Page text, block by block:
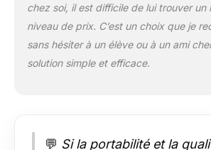
chez soi, il est difficile de lui trouver un
niveau de prix. C’est un choix que je
sans hésiter à un élève ou à un ami
solution simple et efficace.
💬 Si la portabilité et la